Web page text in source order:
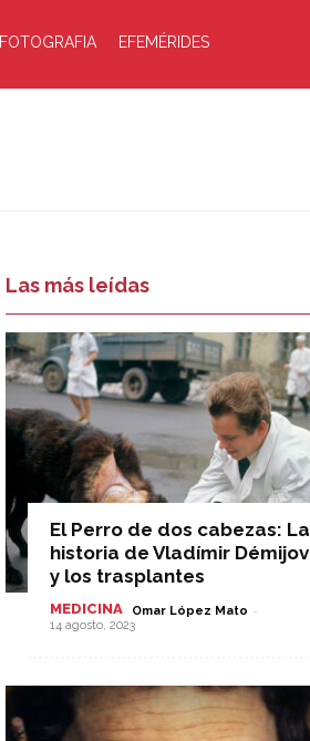
FOTOGRAFIA EFEMÉRIDES
Las más leídas
El Perro de dos cabezas: La
historia de Vladímir Démijov
y los trasplantes
MEDICINA Omar López Mato -
14 agosto, 2023